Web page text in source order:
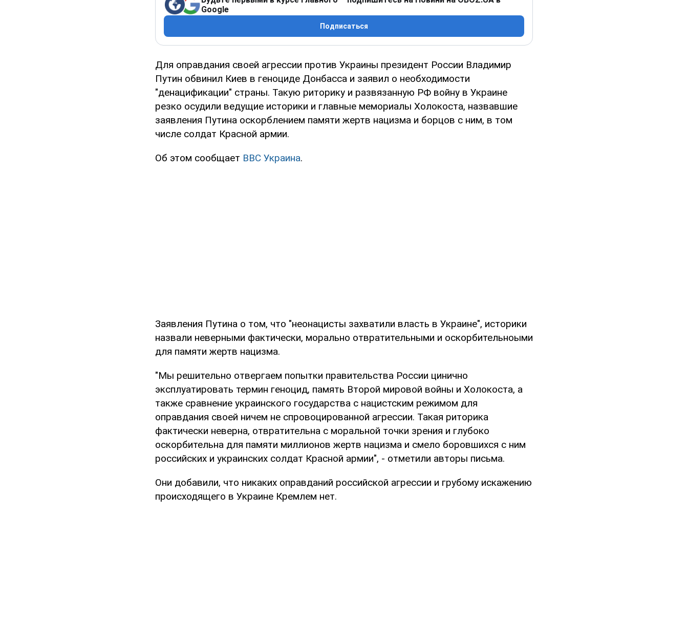
Google
Подписаться
Для оправдания своей агрессии против Украины президент России Владимир
Путин обвинил Киев в геноциде Донбасса и заявил о необходимости
"денацификации" страны. Такую риторику и развязанную РФ войну в Украине
резко осудили ведущие историки и главные мемориалы Холокоста, назвавшие
заявления Путина оскорблением памяти жертв нацизма и борцов с ним, в том
числе солдат Красной армии.
Об этом сообщает BBC Украина.
Заявления Путина о том, что "неонацисты захватили власть в Украине", историки
назвали неверными фактически, морально отвратительными и оскорбительноыми
для памяти жертв нацизма.
"Мы решительно отвергаем попытки правительства России цинично
эксплуатировать термин геноцид, память Второй мировой войны и Холокоста, а
также сравнение украинского государства с нацистским режимом для
оправдания своей ничем не спровоцированной агрессии. Такая риторика
фактически неверна, отвратительна с моральной точки зрения и глубоко
оскорбительна для памяти миллионов жертв нацизма и смело боровшихся с ним
российских и украинских солдат Красной армии", - отметили авторы письма.
Они добавили, что никаких оправданий российской агрессии и грубому искажению
происходящего в Украине Кремлем нет.